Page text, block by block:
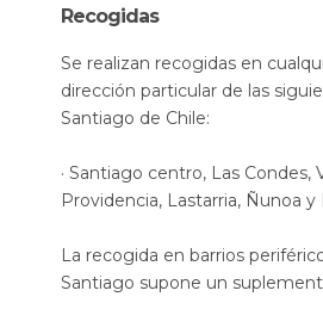
forman un paisaje tan
Abandonaremos Isla Negra y
muy conocido por la tremenda
alfareros. En cada rincón del
una especie de arcilla de color
proporciona un pulido y un
Recogidas
Se realizan recogidas en
dirección particular de las
Santiago de Chile:
· Santiago centro, Las Condes,
Providencia, Lastarria, Ñunoa y
La recogida en barrios
Santiago supone un